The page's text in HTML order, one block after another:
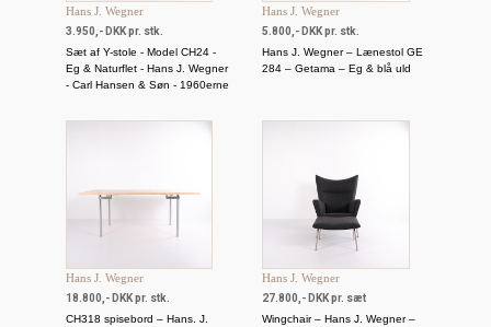
Hans J. Wegner
3.950,- DKK pr. stk.
Sæt af Y-stole - Model CH24 -
Eg & Naturflet - Hans J. Wegner
- Carl Hansen & Søn - 1960erne
Hans J. Wegner
5.800,- DKK pr. stk.
Hans J. Wegner – Lænestol GE
284 – Getama – Eg & blå uld
Hans J. Wegner
18.800,- DKK pr. stk.
CH318 spisebord – Hans. J.
Hans J. Wegner
27.800,- DKK pr. sæt
Wingchair – Hans J. Wegner –